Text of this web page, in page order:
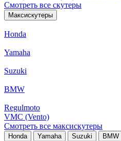
Смотреть все скутеры
Максискутеры
Honda
Yamaha
Suzuki
BMW
Regulmoto
VMC (Vento)
Смотреть все максискутеры
Honda Yamaha Suzuki BMW